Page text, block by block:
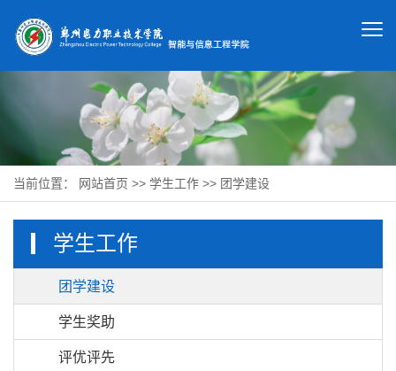
当前位置： 网站首页 >> 学生工作 >> 团学建设
学生工作
团学建设
学生奖助
评优评先